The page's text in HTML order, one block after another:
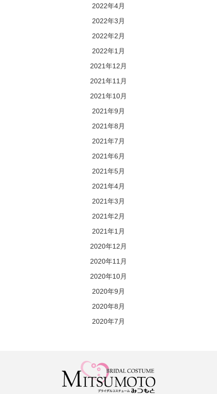
2022年4月
2022年3月
2022年2月
2022年1月
2021年12月
2021年11月
2021年10月
2021年9月
2021年8月
2021年7月
2021年6月
2021年5月
2021年4月
2021年3月
2021年2月
2021年1月
2020年12月
2020年11月
2020年10月
2020年9月
2020年8月
2020年7月